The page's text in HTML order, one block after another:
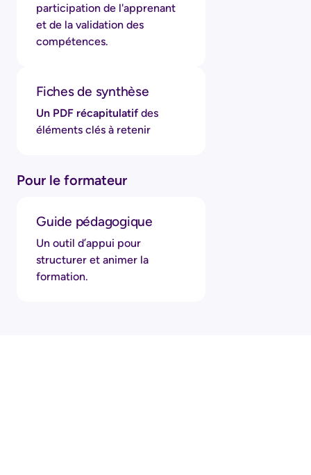
participation de l'apprenant
et de la validation des
compétences.
Fiches de synthèse
Un PDF récapitulatif des
éléments clés à retenir
Pour le formateur
Guide pédagogique
Un outil d’appui pour
structurer et animer la
formation.